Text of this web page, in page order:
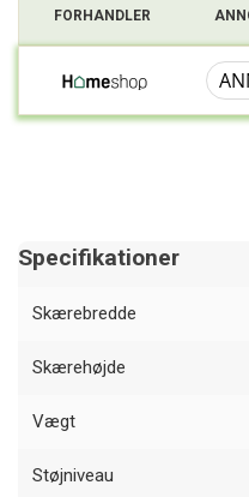
FORHANDLER
Specifikationer
Skærebredde
Skærehøjde
Vægt
Støjniveau